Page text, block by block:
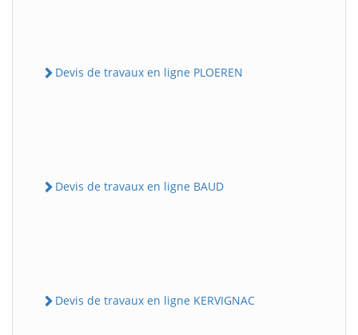
Devis de travaux en ligne PLOEREN
Devis de travaux en ligne BAUD
Devis de travaux en ligne KERVIGNAC